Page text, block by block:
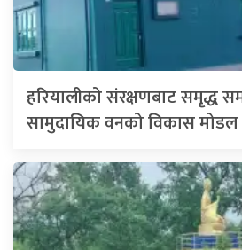
हरियालीको संरक्षणबाट समृद्ध
सामुदायिक वनको विकास मोडल